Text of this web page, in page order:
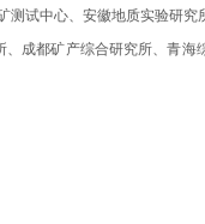
试中心、安徽地质实验研究
成都矿产综合研究所、青海